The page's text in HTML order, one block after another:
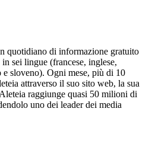
quotidiano di informazione gratuito
sei lingue (francese, inglese,
e sloveno). Ogni mese, più di 10
attraverso il suo sito web, la sua
raggiunge quasi 50 milioni di
uno dei leader dei media